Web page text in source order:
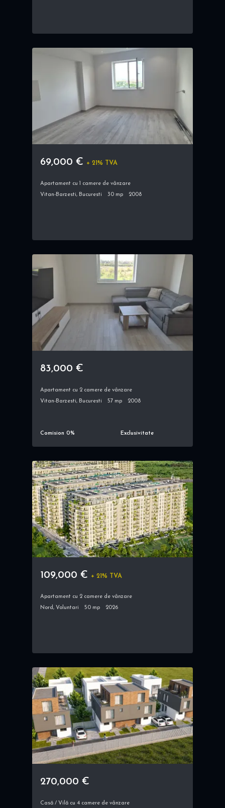
Apartament cu 1 camere de vânzare
69,000 € + 21% TVA
Vitan-Barzesti, Bucuresti 30 mp 2008
Apartament cu 2 camere de vânzare
83,000 €
Vitan-Barzesti, Bucuresti 57 mp 2008
Comision 0% Exclusivitate
Apartament cu 2 camere de vânzare
109,000 € + 21% TVA
Nord, Voluntari 50 mp 2026
Casă / Vilă cu 4 camere de vânzare
270,000 €